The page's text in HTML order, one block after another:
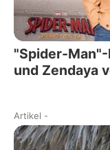
"Spider-
und Zendaya
Artikel -